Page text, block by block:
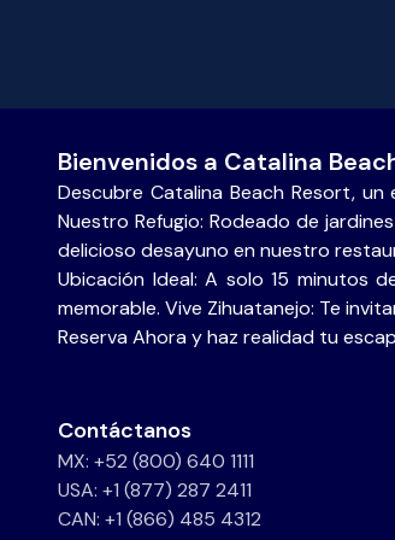
Bienvenidos a Catalina
Descubre Catalina Beach Resort,
Nuestro Refugio: Rodeado de
delicioso desayuno en nuestro
Ubicación Ideal: A solo 15 minutos
memorable. Vive Zihuatanejo: Te
Reserva Ahora y haz realidad tu
Contáctanos
MX: +52 (800) 640 1111
USA: +1 (877) 287 2411
CAN: +1 (866) 485 4312